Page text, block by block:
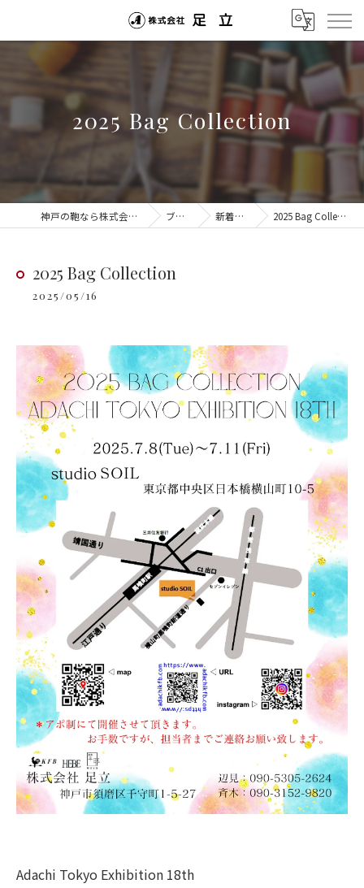
2025 Bag Collection
神戸の鞄なら株式会社足立 ブログ 新着情報 2025 Bag Collection
2025 Bag Collection
2025/05/16
Adachi Tokyo Exhibition 18th